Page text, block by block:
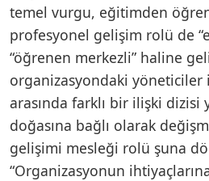
temel vurgu, eğitimden
profesyonel gelişim rolü de
“öğrenen merkezli” haline
organizasyondaki yöneticiler
arasında farklı bir ilişki dizisi
doğasına bağlı olarak
gelişimi mesleği rolü şuna
“Organizasyonun